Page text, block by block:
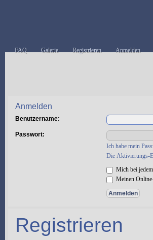
FAQ Galerie Registrieren Anmelden
Anmelden
Benutzername:
Passwort:
Ich habe mein
Die Aktivierungs-
Mich bei
Meinen
Registrieren